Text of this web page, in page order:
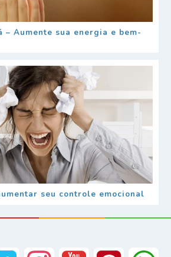
– Aumente sua energia e bem-
seu controle emocional